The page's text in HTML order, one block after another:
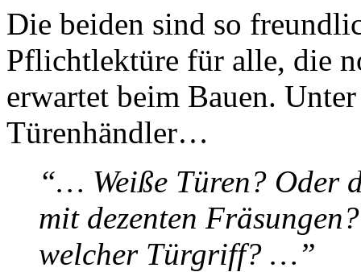
Die beiden sind so
Pflichtlektüre für alle, die
erwartet beim Bauen.
Türenhändler…
“… Weiße Türen? Oder
mit dezenten
welcher Türgriff? …”